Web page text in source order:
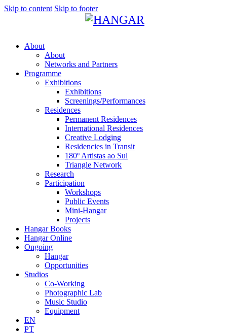
Skip to content Skip to footer
About
About
Networks and Partners
Programme
Exhibitions
Exhibitions
Screenings/Performances
Residences
Permanent Residences
International Residences
Creative Lodging
Residencies in Transit
180º Artistas ao Sul
Triangle Network
Research
Participation
Workshops
Public Events
Mini-Hangar
Projects
Hangar Books
Hangar Online
Ongoing
Hangar
Opportunities
Studios
Co-Working
Photographic Lab
Music Studio
Equipment
EN
PT